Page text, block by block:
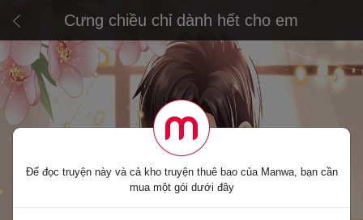
Cưng chiều chỉ dành hết cho em
Để đọc truyện này và cả kho truyện thuê bao của Manwa, bạn cần
mua một gói dưới đây